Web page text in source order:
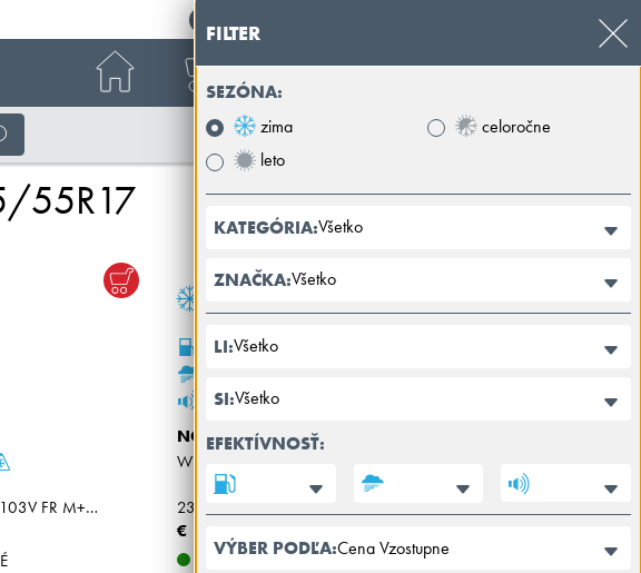
+421 32 39 89 100
pneumatiky
55R17
235/55R17 103V FR M+S XL
B
70dB
NOKIAN
WR SNOWPROOF P
€ 180,00
DOSTUPNÉ
FILTER
SEZÓNA:
zima
leto
celoročne
KATEGÓRIA:Všetko
ZNAČKA:Všetko
LI:Všetko
SI:Všetko
EFEKTÍVNOSŤ:
VÝBER PODĽA:Cena Vzostupne